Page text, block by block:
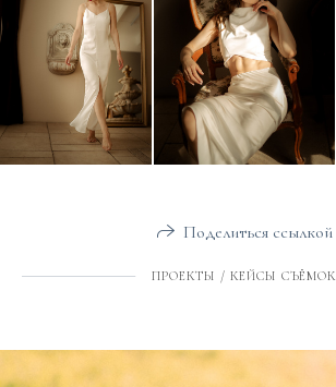
Поделиться ссылкой
ПРОЕКТЫ / КЕЙСЫ СЪЁМОК